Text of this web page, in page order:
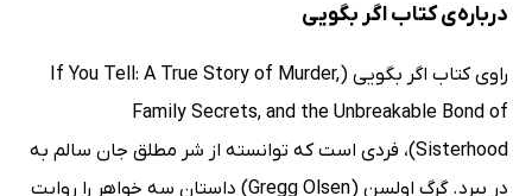
درباره‌ی کتاب اگر بگویی
راوی کتاب اگر بگویی (If You Tell: A True Story of Murder,
Family Secrets, and the Unbreakable Bond of
Sisterhood)، فردی است که توانسته از شر مطلق جان سالم به
در ببرد. گرگ اولسن (Gregg Olsen) داستان سه خواهر را روایت